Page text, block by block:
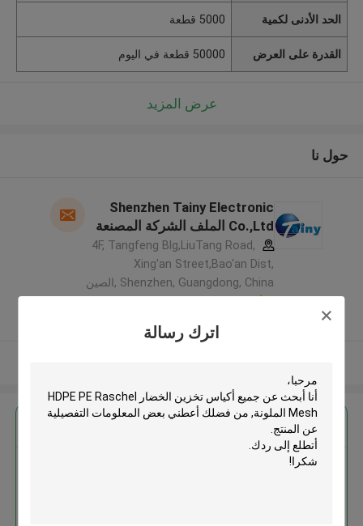
اترك رسالة
الحد الأدنى لكمية 5000 قطعة
القدرة على العرض 50000 قطعة في اليوم
عرض المزيد
حول نا
Shenzhen Tainy Electronic
Co.,Ltd الملف الشركة المصنعة
4F, Tangfeng Blg,LiuTang Road,
Xing'an Street,Bao'an Dist,
Shenzhen, Guangdong, China ,الصين
احصل على افضل سعر ل